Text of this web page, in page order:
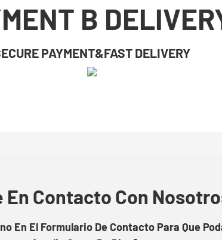
B
PAYMENT&FAST DELIVERY
En Contacto Con
En El Formulario De Contacto Para Que